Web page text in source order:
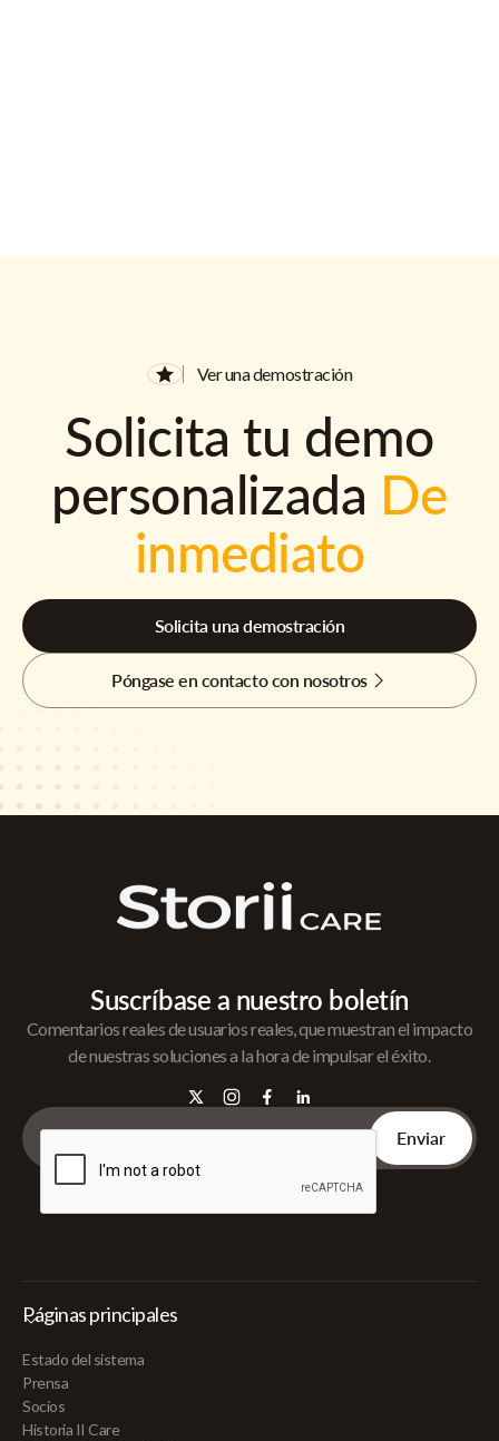
Ver una demostración
Solicita tu demo
personalizada De
inmediato
Solicita una demostración
Póngase en contacto con nosotros
Suscríbase a nuestro boletín
Comentarios reales de usuarios reales, que muestran el impacto
de nuestras soluciones a la hora de impulsar el éxito.
Páginas principales
Estado del sistema
Prensa
Socios
Historia II Care